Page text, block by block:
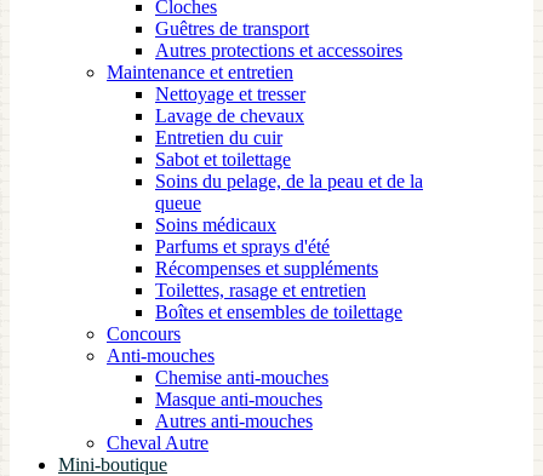
Cloches
Guêtres de transport
Autres protections et accessoires
Maintenance et entretien
Nettoyage et tresser
Lavage de chevaux
Entretien du cuir
Sabot et toilettage
Soins du pelage, de la peau et de la
queue
Soins médicaux
Parfums et sprays d'été
Récompenses et suppléments
Toilettes, rasage et entretien
Boîtes et ensembles de toilettage
Concours
Anti-mouches
Chemise anti-mouches
Masque anti-mouches
Autres anti-mouches
Cheval Autre
Mini-boutique